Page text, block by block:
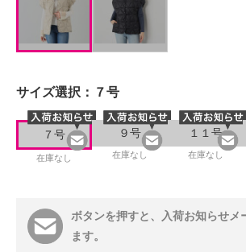
サイズ選択： ７号
７号
在庫なし
９号
在庫なし
１１号
在庫なし
ボタンを押すと、入荷お知らせメ
ます。